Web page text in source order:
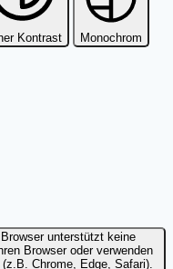
Kontrast Monochrom
Browser unterstützt keine
Browser oder verwenden
Chrome, Edge, Safari).